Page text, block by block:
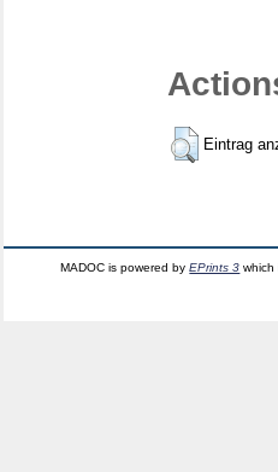
Eintrag
MADOC is powered byEPrints 3